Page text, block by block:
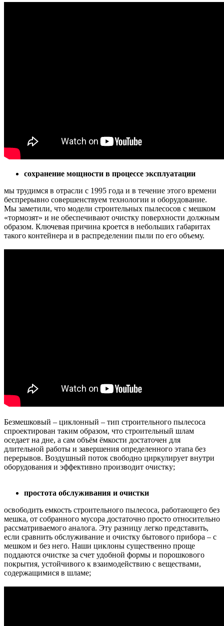
сохранение мощности в процессе эксплуатации
мы трудимся в отрасли с 1995 года и в течение этого времени
беспрерывно совершенствуем технологии и оборудование.
Мы заметили, что модели строительных пылесосов с мешком
«тормозят» и не обеспечивают очистку поверхности должным
образом. Ключевая причина кроется в небольших габаритах
такого контейнера и в распределении пыли по его объему.
Безмешковый – циклонный – тип строительного пылесоса
спроектирован таким образом, что строительный шлам
оседает на дне, а сам объём ёмкости достаточен для
длительной работы и завершения определенного этапа без
перерывов. Воздушный поток свободно циркулирует внутри
оборудования и эффективно производит очистку;
простота обслуживания и очистки
освободить емкость строительного пылесоса, работающего без
мешка, от собранного мусора достаточно просто относительно
рассматриваемого аналога. Эту разницу легко представить,
если сравнить обслуживание и очистку бытового прибора – с
мешком и без него. Наши циклоны существенно проще
поддаются очистке за счет удобной формы и порошкового
покрытия, устойчивого к взаимодействию с веществами,
содержащимися в шламе;